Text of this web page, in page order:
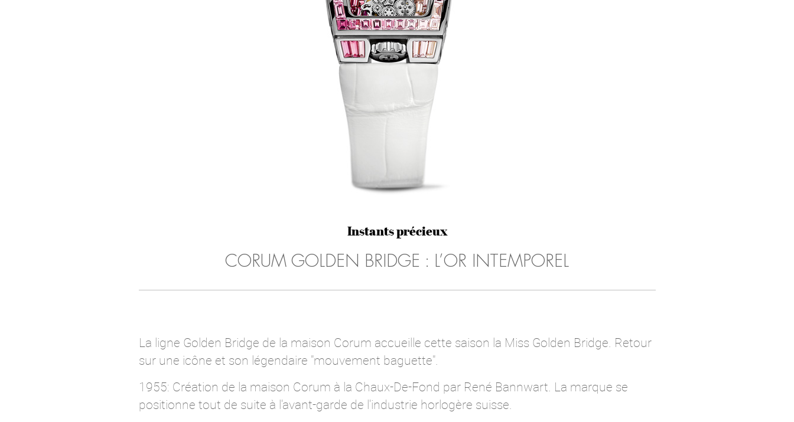
Instants précieux
CORUM GOLDEN BRIDGE : L’OR INTEMPOREL
La ligne Golden Bridge de la maison Corum accueille cette saison la Miss Golden Bridge. Retour
sur une icône et son légendaire "mouvement baguette".
1955: Création de la maison Corum à la Chaux-De-Fond par René Bannwart. La marque se
positionne tout de suite à l'avant-garde de l'industrie horlogère suisse.